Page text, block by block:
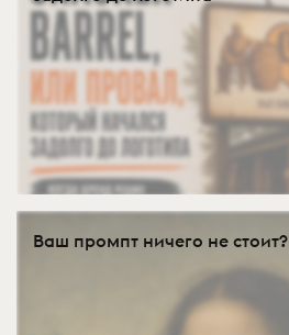
Ваш промпт ничего не стоит?